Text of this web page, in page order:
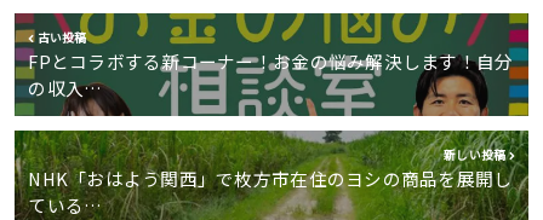
古い投稿
FPとコラボする新コーナー！お金の悩み解決します！自分
の収入…
新しい投稿
NHK「おはよう関西」で枚方市在住のヨシの商品を展開し
ている…